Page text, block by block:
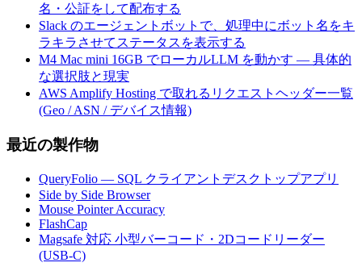
名・公証をして配布する
Slack のエージェントボットで、処理中にボット名をキ
ラキラさせてステータスを表示する
M4 Mac mini 16GB でローカルLLM を動かす — 具体的
な選択肢と現実
AWS Amplify Hosting で取れるリクエストヘッダー一覧
(Geo / ASN / デバイス情報)
最近の製作物
QueryFolio — SQL クライアントデスクトップアプリ
Side by Side Browser
Mouse Pointer Accuracy
FlashCap
Magsafe 対応 小型バーコード・2Dコードリーダー
(USB-C)